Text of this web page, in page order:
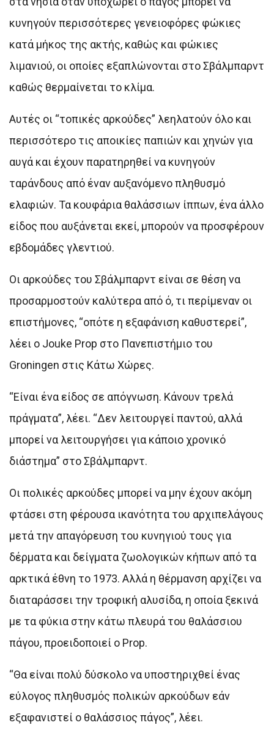
κυνηγούν περισσότερες γενειοφόρες φώκιες
κατά μήκος της ακτής, καθώς και φώκιες
λιμανιού, οι οποίες εξαπλώνονται στο Σβάλμπαρντ
καθώς θερμαίνεται το κλίμα.
Αυτές οι “τοπικές αρκούδες” λεηλατούν όλο και
περισσότερο τις αποικίες παπιών και χηνών για
αυγά και έχουν παρατηρηθεί να κυνηγούν
ταράνδους από έναν αυξανόμενο πληθυσμό
ελαφιών. Τα κουφάρια θαλάσσιων ίππων, ένα άλλο
είδος που αυξάνεται εκεί, μπορούν να προσφέρουν
εβδομάδες γλεντιού.
Οι αρκούδες του Σβάλμπαρντ είναι σε θέση να
προσαρμοστούν καλύτερα από ό, τι περίμεναν οι
επιστήμονες, “οπότε η εξαφάνιση καθυστερεί”,
λέει ο Jouke Prop στο Πανεπιστήμιο του
Groningen στις Κάτω Χώρες.
“Είναι ένα είδος σε απόγνωση. Κάνουν τρελά
πράγματα”, λέει. “Δεν λειτουργεί παντού, αλλά
μπορεί να λειτουργήσει για κάποιο χρονικό
διάστημα” στο Σβάλμπαρντ.
Οι πολικές αρκούδες μπορεί να μην έχουν ακόμη
φτάσει στη φέρουσα ικανότητα του αρχιπελάγους
μετά την απαγόρευση του κυνηγιού τους για
δέρματα και δείγματα ζωολογικών κήπων από τα
αρκτικά έθνη το 1973. Αλλά η θέρμανση αρχίζει να
διαταράσσει την τροφική αλυσίδα, η οποία ξεκινά
με τα φύκια στην κάτω πλευρά του θαλάσσιου
πάγου, προειδοποιεί ο Prop.
“Θα είναι πολύ δύσκολο να υποστηριχθεί ένας
εύλογος πληθυσμός πολικών αρκούδων εάν
εξαφανιστεί ο θαλάσσιος πάγος”, λέει.